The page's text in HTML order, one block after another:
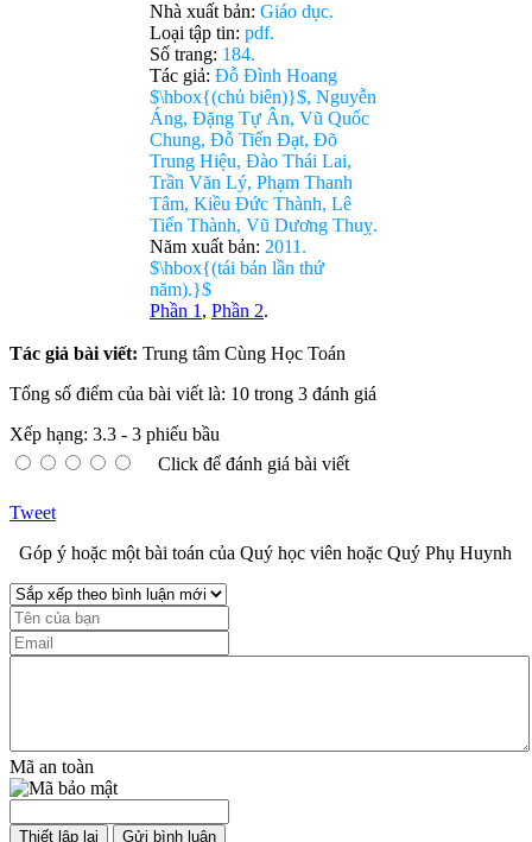
Nhà xuất bản: Giáo dục.
Loại tập tin: pdf.
Số trang: 184.
Tác giả: Đỗ Đình Hoang
$\hbox{(chủ biên)}$, Nguyễn
Áng, Đặng Tự Ân, Vũ Quốc
Chung, Đỗ Tiến Đạt, Đõ
Trung Hiệu, Đào Thái Lai,
Trần Văn Lý, Phạm Thanh
Tâm, Kiều Đức Thành, Lê
Tiến Thành, Vũ Dương Thuỵ.
Năm xuất bản: 2011.
$\hbox{(tái bản lần thứ
năm).}$
Phần 1, Phần 2.
Tác giả bài viết: Trung tâm Cùng Học Toán
Tổng số điểm của bài viết là: 10 trong 3 đánh giá
Xếp hạng: 3.3 - 3 phiếu bầu
Click để đánh giá bài viết
Tweet
Góp ý hoặc một bài toán của Quý học viên hoặc Quý Phụ Huynh
Mã an toàn